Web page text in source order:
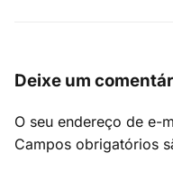
Deixe um
O seu endereço de e-
Campos obrigatórios